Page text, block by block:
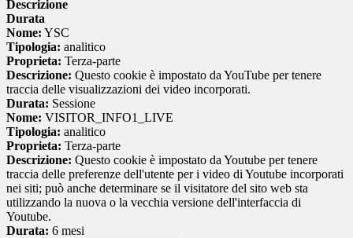
Descrizione
Durata
Nome: YSC
Tipologia: analitico
Proprieta: Terza-parte
Descrizione: Questo cookie è impostato da YouTube per tenere
traccia delle visualizzazioni dei video incorporati.
Durata: Sessione
Nome: VISITOR_INFO1_LIVE
Tipologia: analitico
Proprieta: Terza-parte
Descrizione: Questo cookie è impostato da Youtube per tenere
traccia delle preferenze dell'utente per i video di Youtube incorporati
nei siti; può anche determinare se il visitatore del sito web sta
utilizzando la nuova o la vecchia versione dell'interfaccia di
Youtube.
Durata: 6 mesi